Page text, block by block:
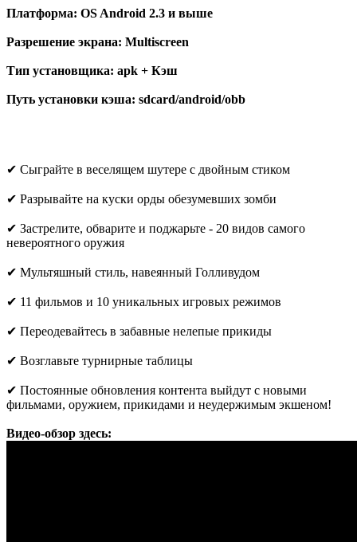
Платформа: OS Android 2.3 и выше
Разрешение экрана: Multiscreen
Тип установщика: apk + Кэш
Путь установки кэша: sdcard/android/obb
✔ Сыграйте в веселящем шутере с двойным стиком
✔ Разрывайте на куски орды обезумевших зомби
✔ Застрелите, обварите и поджарьте - 20 видов самого
невероятного оружия
✔ Мультяшный стиль, навеянный Голливудом
✔ 11 фильмов и 10 уникальных игровых режимов
✔ Переодевайтесь в забавные нелепые прикиды
✔ Возглавьте турнирные таблицы
✔ Постоянные обновления контента выйдут с новыми
фильмами, оружием, прикидами и неудержимым экшеном!
Видео-обзор здесь: